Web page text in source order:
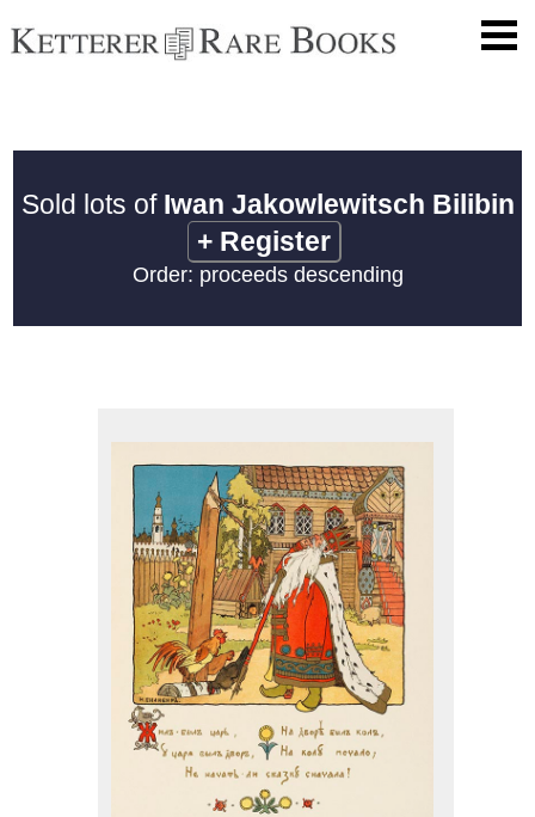
Sold lots of Iwan Jakowlewitsch Bilibin
+ Register
Order: proceeds descending